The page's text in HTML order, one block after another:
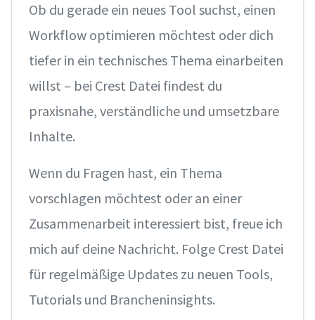
Ob du gerade ein neues Tool suchst, einen
Workflow optimieren möchtest oder dich
tiefer in ein technisches Thema einarbeiten
willst – bei Crest Datei findest du
praxisnahe, verständliche und umsetzbare
Inhalte.
Wenn du Fragen hast, ein Thema
vorschlagen möchtest oder an einer
Zusammenarbeit interessiert bist, freue ich
mich auf deine Nachricht. Folge Crest Datei
für regelmäßige Updates zu neuen Tools,
Tutorials und Brancheninsights.